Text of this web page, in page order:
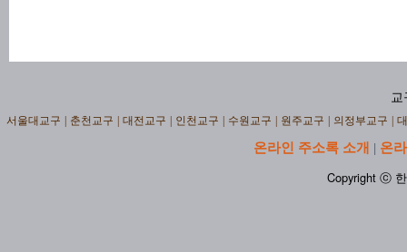
교
서울대교구 춘천교구 대전교구 인천교구 수원교구 원주교구 의정부교구
온라인 주소록 소개 | 온
Copyright ⓒ